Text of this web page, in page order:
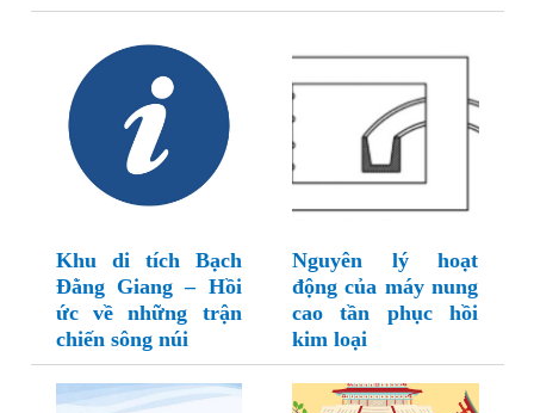
Khu di tích Bạch
Đằng Giang – Hồi
ức về những trận
chiến sông núi
Nguyên lý hoạt
động của máy nung
cao tần phục hồi
kim loại